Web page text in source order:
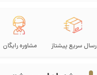
مشاوره رایگان سریع پیشتاز